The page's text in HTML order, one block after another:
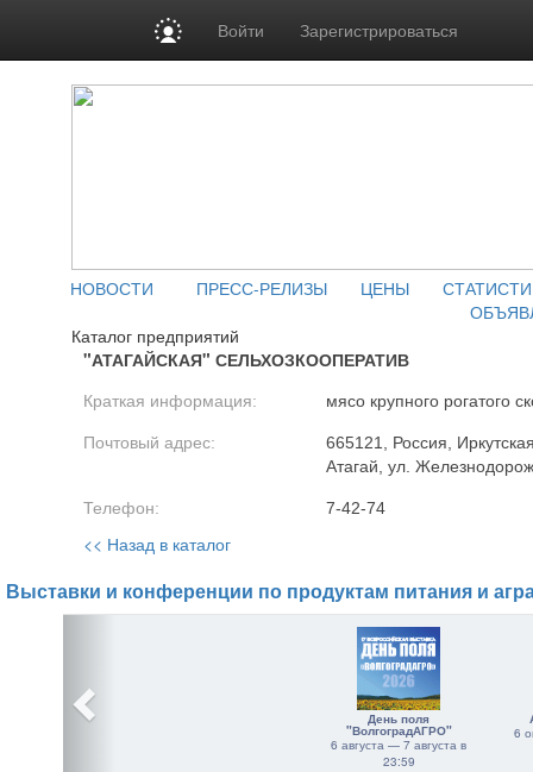
Войти Зарегистрироваться
НОВОСТИ ПРЕСС-РЕЛИЗЫ ЦЕНЫ
Каталог предприятий
"АТАГАЙСКАЯ" СЕЛЬХОЗКООПЕРАТИВ
Краткая информация: мясо крупного рогатого
Почтовый адрес:
665121, Россия,
Атагай, ул.
Телефон: 7-42-74
<< Назад в каталог
Выставки и конференции по продуктам питания и
День поля
"ВолгоградАГРО"
6 августа — 7 августа в
23:59
6